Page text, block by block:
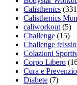
Calisthenics
Calisthenics
caliworkout (5)
Challenge (15)
Challenge
Colazioni
Corpo Libero
Cura e
Diabete (7)